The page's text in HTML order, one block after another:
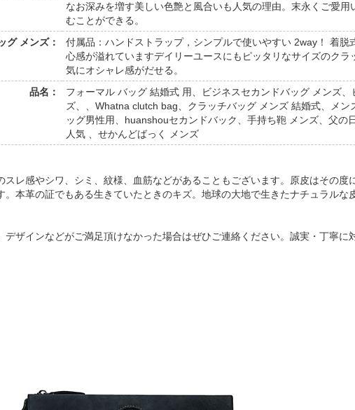
なお深みを増す美しい色艶と風合いも人気の理由。末永くご愛
むことができる。
グ メンズ：
付属品：ハンドストラップ，シンプルで使いやすい 2way！ 着
心感が溢れていますデイリーユースにもピッタリなサイズのク
気にオシャレ感がだせる。
品名：
フォーマル バッグ 結婚式 用、ビジネスセカンドバッグ メンズ
ズ、、Whatna clutch bag、クラッチバッグ メンズ 結婚式、メ
ッグ男性用、huanshouセカンドバック、手持ち鞄 メンズ、父の
人気 、せかんどばっく メンズ
スレ感やシワ、シミ、紋様、血筋などがあることもございます。原皮はその度
本革の証でもある生きていたときのキズ。地球の大地で生きたナチュラルな
ザインなどがご満足頂けなかった場合はぜひご連絡ください。誠実・丁寧に